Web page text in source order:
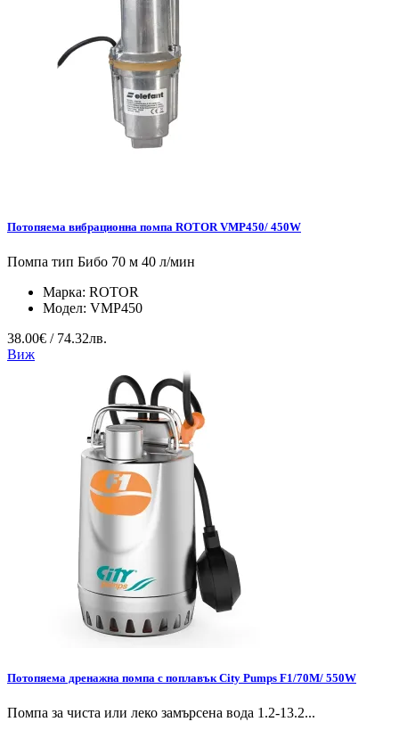
Потопяема вибрационна помпа ROTOR VMP450/ 450W
Помпа тип Бибо 70 м 40 л/мин
Марка: ROTOR
Модел: VMP450
38.00€ / 74.32лв.
Виж
Потопяема дренажна помпа с поплавък City Pumps F1/70M/ 550W
Помпа за чиста или леко замърсена вода 1.2-13.2...